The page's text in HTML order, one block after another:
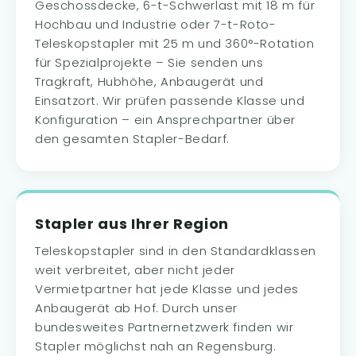
Geschossdecke, 6-t-Schwerlast mit 18 m für
Hochbau und Industrie oder 7-t-Roto-
Teleskopstapler mit 25 m und 360°-Rotation
für Spezialprojekte – Sie senden uns
Tragkraft, Hubhöhe, Anbaugerät und
Einsatzort. Wir prüfen passende Klasse und
Konfiguration – ein Ansprechpartner über
den gesamten Stapler-Bedarf.
Stapler aus Ihrer Region
Teleskopstapler sind in den Standardklassen
weit verbreitet, aber nicht jeder
Vermietpartner hat jede Klasse und jedes
Anbaugerät ab Hof. Durch unser
bundesweites Partnernetzwerk finden wir
Stapler möglichst nah an Regensburg.